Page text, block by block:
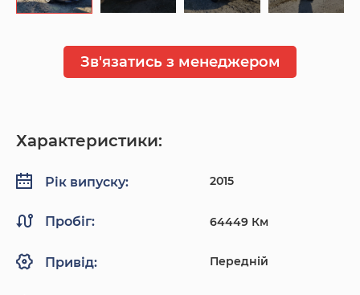
Зв'язатись з менеджером
Характеристики:
Рік випуску: 2015
Пробіг: 64449 Км
Привід: Передній